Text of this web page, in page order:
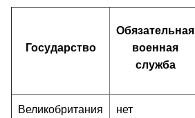
Государство
Обязательная
военная
служба
Великобритания нет